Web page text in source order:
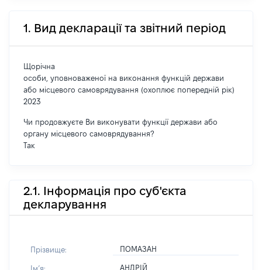
1. Вид декларації та звітний період
Щорічна
особи, уповноваженої на виконання функцій держави
або місцевого самоврядування (охоплює попередній рік)
2023
Чи продовжуєте Ви виконувати функції держави або
органу місцевого самоврядування?
Так
2.1. Інформація про суб'єкта
декларування
Прізвище: ПОМАЗАН
Імʼя: АНДРІЙ